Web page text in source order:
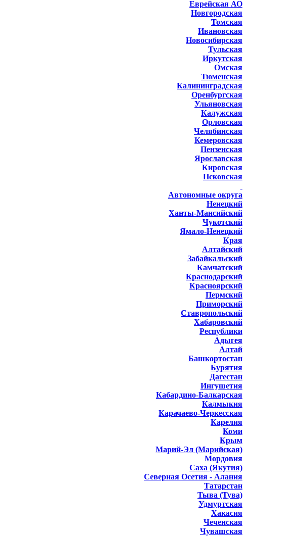
Еврейская АО
Новгородская
Томская
Ивановская
Новосибирская
Тульская
Иркутская
Омская
Тюменская
Калининградская
Оренбургская
Ульяновская
Калужская
Орловская
Челябинская
Кемеровская
Пензенская
Ярославская
Кировская
Псковская
Автономные округа
Ненецкий
Ханты-Мансийский
Чукотский
Ямало-Ненецкий
Края
Алтайский
Забайкальский
Камчатский
Краснодарский
Красноярский
Пермский
Приморский
Ставропольский
Хабаровский
Республики
Адыгея
Алтай
Башкортостан
Бурятия
Дагестан
Ингушетия
Кабардино-Балкарская
Калмыкия
Карачаево-Черкесская
Карелия
Коми
Крым
Марий-Эл (Марийская)
Мордовия
Саха (Якутия)
Северная Осетия - Алания
Татарстан
Тыва (Тува)
Удмуртская
Хакасия
Чеченская
Чувашская